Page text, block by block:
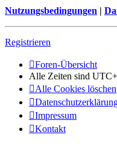
Nutzungsbedingungen |
Registrieren
Foren-Übersicht
Alle Zeiten sind
Alle Cookies löschen
Impressum
Kontakt